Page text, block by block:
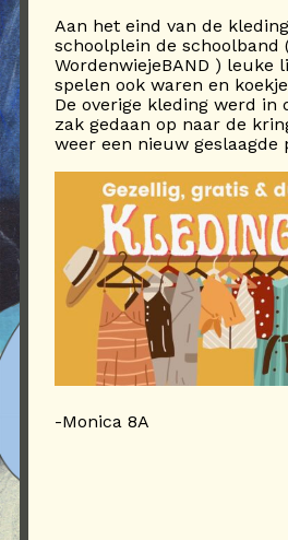
Aan het eind van de
schoolplein de schoolband
WordenwiejeBAND ) leuke
spelen ook waren en
De overige kleding werd in
zak gedaan op naar de
weer een nieuw geslaagde
-Monica 8A